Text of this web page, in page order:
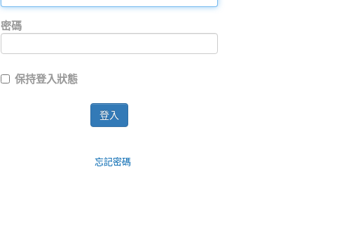
密碼
保持登入狀態
登入
忘記密碼